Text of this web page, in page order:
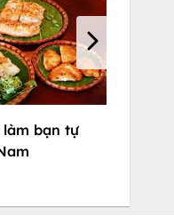
bạn tự